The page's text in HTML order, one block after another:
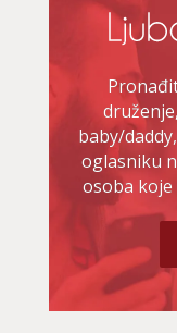
baby/
oglasniku
osoba koje